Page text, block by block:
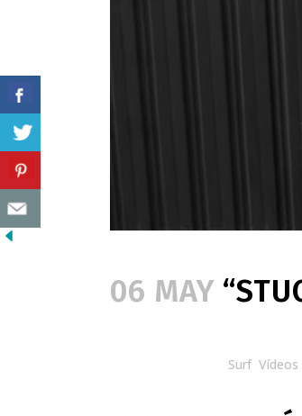
06 MAY
Surf